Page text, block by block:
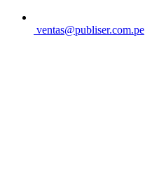
ventas@publiser.com.pe